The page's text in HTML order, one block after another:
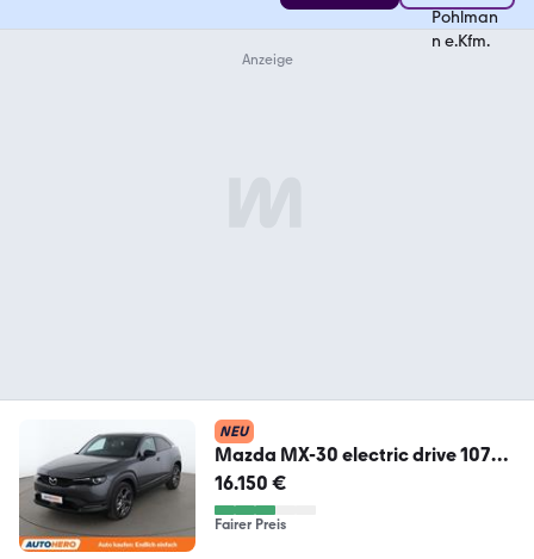
NEU
Mazda MX-30 electric drive 107
kW First Edition Aut.
16.150 €
Fairer Preis